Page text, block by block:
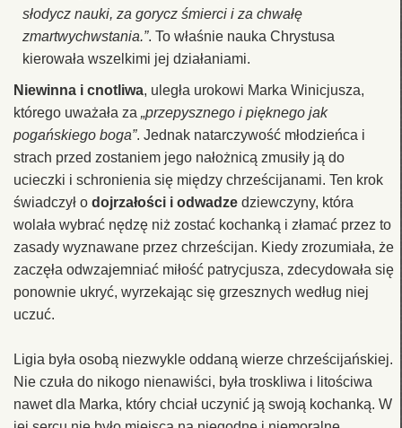
słodycz nauki, za gorycz śmierci i za chwałę
zmartwychwstania.”. To właśnie nauka Chrystusa
kierowała wszelkimi jej działaniami.
Niewinna i cnotliwa, uległa urokowi Marka Winicjusza,
którego uważała za „przepysznego i pięknego jak
pogańskiego boga”. Jednak natarczywość młodzieńca i
strach przed zostaniem jego nałożnicą zmusiły ją do
ucieczki i schronienia się między chrześcijanami. Ten krok
świadczył o dojrzałości i odwadze dziewczyny, która
wolała wybrać nędzę niż zostać kochanką i złamać przez to
zasady wyznawane przez chrześcijan. Kiedy zrozumiała, że
zaczęła odwzajemniać miłość patrycjusza, zdecydowała się
ponownie ukryć, wyrzekając się grzesznych według niej
uczuć.
Ligia była osobą niezwykle oddaną wierze chrześcijańskiej.
Nie czuła do nikogo nienawiści, była troskliwa i litościwa
nawet dla Marka, który chciał uczynić ją swoją kochanką. W